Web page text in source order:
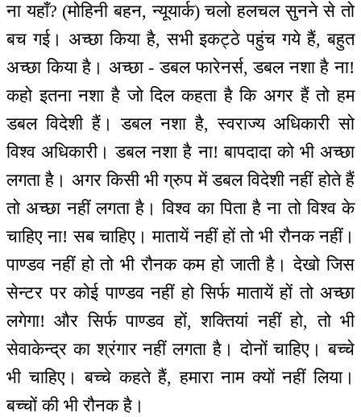
ना यहाँ? (मोहिनी बहन, न्यूयार्क) चलो हलचल सुनने से तो
बच गई। अच्छा किया है, सभी इकट्ठे पहुंच गये हैं, बहुत
अच्छा किया है। अच्छा - डबल फारेनर्स, डबल नशा है ना!
कहो इतना नशा है जो दिल कहता है कि अगर हैं तो हम
डबल विदेशी हैं। डबल नशा है, स्वराज्य अधिकारी सो
विश्व अधिकारी। डबल नशा है ना! बापदादा को भी अच्छा
लगता है। अगर किसी भी ग्रुप में डबल विदेशी नहीं होते हैं
तो अच्छा नहीं लगता है। विश्व का पिता है ना तो विश्व के
चाहिए ना! सब चाहिए। मातायें नहीं हों तो भी रौनक नहीं।
पाण्डव नहीं हो तो भी रौनक कम हो जाती है। देखो जिस
सेन्टर पर कोई पाण्डव नहीं हो सिर्फ मातायें हों तो अच्छा
लगेगा! और सिर्फ पाण्डव हों, शक्तियां नहीं हो, तो भी
सेवाकेन्द्र का श्रंगार नहीं लगता है। दोनों चाहिए। बच्चे
भी चाहिए। बच्चे कहते हैं, हमारा नाम क्यों नहीं लिया।
बच्चों की भी रौनक है।